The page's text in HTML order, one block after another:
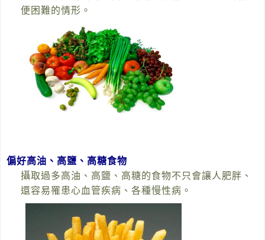
便困難的情形。
偏好高油、高鹽、高糖食物
攝取過多高油、高鹽、高糖的食物不只會讓人肥胖、
還容易罹患心血管疾病、各種慢性病。